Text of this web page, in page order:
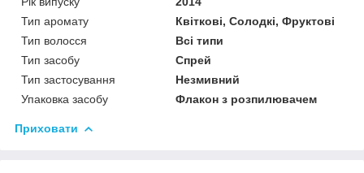
Тип аромату
Квіткові, Солодкі, Фруктові
Тип волосся
Всі типи
Тип засобу
Спрей
Тип застосування
Незмивний
Упаковка засобу
Флакон з розпилювачем
Приховати